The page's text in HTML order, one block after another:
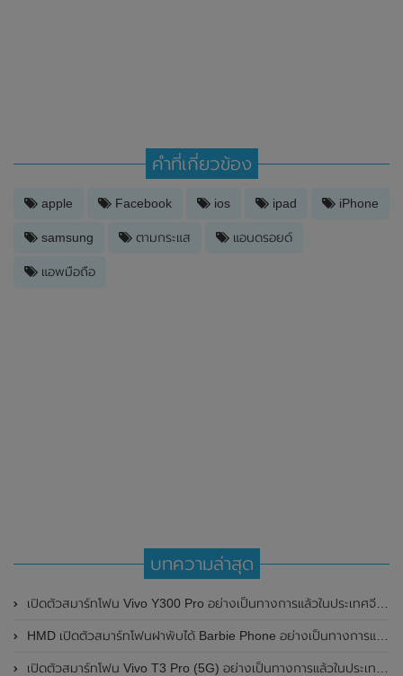
คำที่เกี่ยวข้อง
apple Facebook ios ipad iPhone
samsung ตามกระแส แอนดรอยด์
แอพมือถือ
บทความล่าสุด
เปิดตัวสมาร์ทโฟน Vivo Y300 Pro อย่างเป็นทางการแล้วในประเทศจีน มาพร้อมดีไซน์พรีเมี่ยม ทนทาน และแบตเตอรี่สุดอึดขนาดใหญ่ 6,500mAh พร้อมรองรับการชาร์จไว 80W
HMD เปิดตัวสมาร์ทโฟนฝาพับได้ Barbie Phone อย่างเป็นทางการแล้ว มาพร้อมธีมสีชมพูสดใส
เปิดตัวสมาร์ทโฟน Vivo T3 Pro (5G) อย่างเป็นทางการแล้วในประเทศอินเดีย